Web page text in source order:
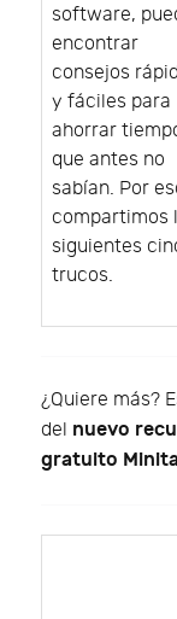
software,
encontrar
consejos
y fáciles para
ahorrar
que antes no
sabían. Por
compartimos
siguientes
trucos.
¿Quiere más?
del nuevo
gratuito